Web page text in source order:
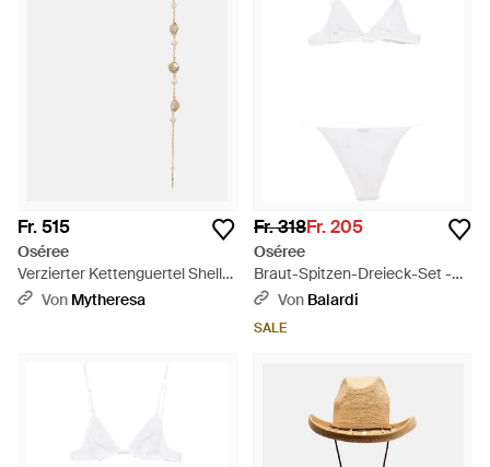
Fr. 515
Oséree
Verzierter Kettenguertel Shells
- Weiß
Von Mytheresa
Fr. 318Fr. 205
Oséree
Braut-Spitzen-Dreieck-Set -
WeißVon Balardi
SALE